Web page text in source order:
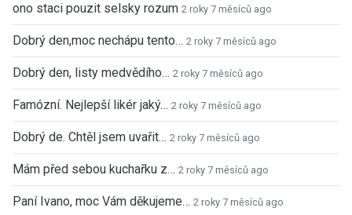
ono staci pouzit selsky rozum 2 roky 7 měsíců ago
Dobrý den,moc nechápu tento… 2 roky 7 měsíců ago
Dobrý den, listy medvědího… 2 roky 7 měsíců ago
Famózní. Nejlepší likér jaký… 2 roky 7 měsíců ago
Dobrý de. Chtěl jsem uvařit… 2 roky 7 měsíců ago
Mám před sebou kuchařku z… 2 roky 7 měsíců ago
Paní Ivano, moc Vám děkujeme… 2 roky 7 měsíců ago